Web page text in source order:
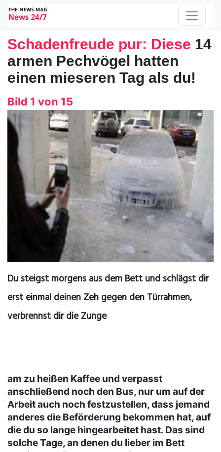
Schadenfreude pur: Diese 14
armen Pechvögel hatten
einen mieseren Tag als du!
Bild 1 von 15
Du steigst morgens aus dem Bett und schlägst dir
erst einmal deinen Zeh gegen den Türrahmen,
verbrennst dir die Zunge
am zu heißen Kaffee und verpasst
anschließend noch den Bus, nur um auf der
Arbeit auch noch festzustellen, dass jemand
anderes die Beförderung bekommen hat, auf
die du so lange hingearbeitet hast. Das sind
solche Tage, an denen du lieber im Bett